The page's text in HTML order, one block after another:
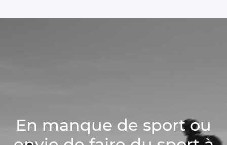
En manque de sport ou